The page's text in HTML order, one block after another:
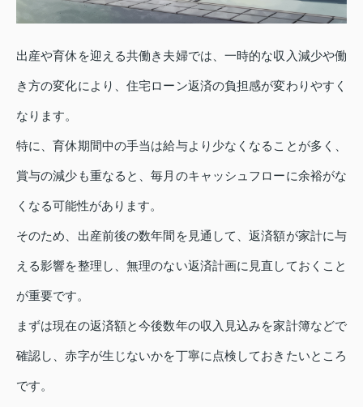
出産や育休を迎える共働き夫婦では、一時的な収入減少や働
き方の変化により、住宅ローン返済の負担感が変わりやすく
なります。
特に、育休期間中の手当は給与より少なくなることが多く、
賞与の減少も重なると、毎月のキャッシュフローに余裕がな
くなる可能性があります。
そのため、出産前後の数年間を見通して、返済額が家計に与
える影響を整理し、無理のない返済計画に見直しておくこと
が重要です。
まずは現在の返済額と今後数年の収入見込みを家計簿などで
確認し、赤字が生じないかを丁寧に点検しておきたいところ
です。